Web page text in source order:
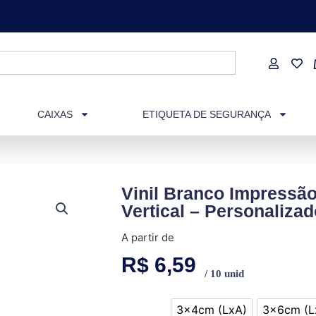
CAIXAS ETIQUETA DE SEGURANÇA
Vinil Branco
Vertical –
A partir de
R$ 6,59 / 10 unid
3x4cm (LxA) 3x6cm